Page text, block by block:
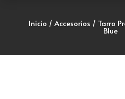
Inicio / Accesorios / Tarro
Blue